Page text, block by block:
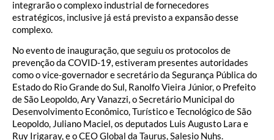
integrarão o complexo industrial de fornecedores
estratégicos, inclusive já está previsto a expansão desse
complexo.
No evento de inauguração, que seguiu os protocolos de
prevenção da COVID-19, estiveram presentes autoridades
como o vice-governador e secretário da Segurança Pública do
Estado do Rio Grande do Sul, Ranolfo Vieira Júnior, o Prefeito
de São Leopoldo, Ary Vanazzi, o Secretário Municipal do
Desenvolvimento Econômico, Turístico e Tecnológico de São
Leopoldo, Juliano Maciel, os deputados Luis Augusto Lara e
Ruy Irigaray, e o CEO Global da Taurus, Salesio Nuhs.